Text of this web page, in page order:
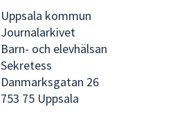
Uppsala kommun
Journalarkivet
Barn- och elevhälsan
Sekretess
Danmarksgatan 26
753 75 Uppsala